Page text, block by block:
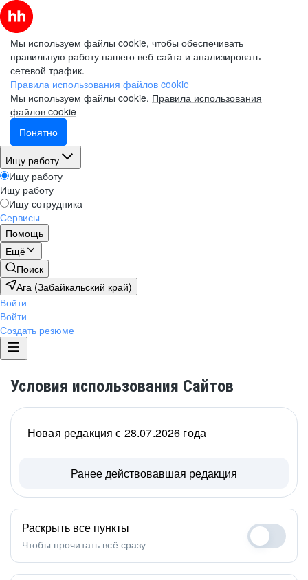
Мы используем файлы cookie, чтобы обеспечивать
правильную работу нашего веб-сайта и анализировать
сетевой трафик.
Правила использования файлов cookie
Мы используем файлы cookie. Правила использования
файлов cookie
Понятно
Ищу работу
Ищу работу
Ищу работу
Ищу сотрудника
Сервисы
Помощь
Ещё
Поиск
Ага (Забайкальский край)
Войти
Войти
Создать резюме
Условия использования Сайтов
Новая редакция с 28.07.2026 года
Ранее действовавшая редакция
Раскрыть все пункты
Чтобы прочитать всё сразу